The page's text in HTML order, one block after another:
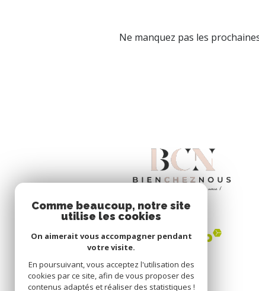
Ne manquez pas les
Comme beaucoup, notre site
utilise les cookies
On aimerait vous accompagner pendant
votre visite.
En poursuivant, vous acceptez l'utilisation des
cookies par ce site, afin de vous proposer des
contenus adaptés et réaliser des statistiques !